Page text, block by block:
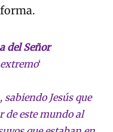
del Señor
‘
sabiendo Jesús que
de este mundo al